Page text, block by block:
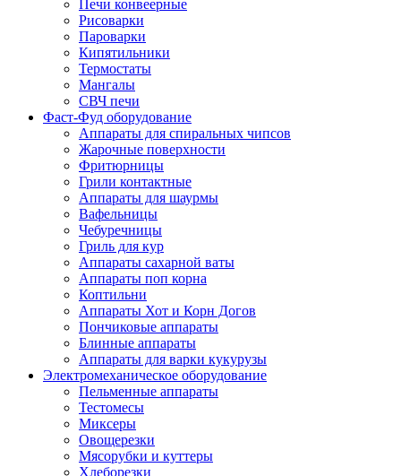
Печи конвеерные
Рисоварки
Пароварки
Кипятильники
Термостаты
Мангалы
СВЧ печи
Фаст-Фуд оборудование
Аппараты для спиральных чипсов
Жарочные поверхности
Фритюрницы
Грили контактные
Аппараты для шаурмы
Вафельницы
Чебуречницы
Гриль для кур
Аппараты сахарной ваты
Аппараты поп корна
Коптильни
Аппараты Хот и Корн Догов
Пончиковые аппараты
Блинные аппараты
Аппараты для варки кукурузы
Электромеханическое оборудование
Пельменные аппараты
Тестомесы
Миксеры
Овощерезки
Мясорубки и куттеры
Хлеборезки